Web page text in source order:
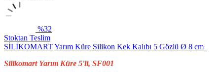
%32
Stoktan Teslim
SİLİKOMARTYarım Küre Silikon Kek Kalıbı 5 Gözlü Ø 8 cm
Silikomart Yarım Küre 5'li, SF001